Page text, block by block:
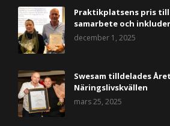
Praktikplatsens pris till
samarbete och
december 1, 2025
Swesam tilldelades
Näringslivskvällen
mars 25, 2025